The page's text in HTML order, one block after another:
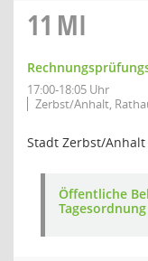
11 MI
17:00-18:05 Uhr
Zerbst/Anhalt,
Stadt Zerbst/Anhalt
Öffentliche
Tagesordnung